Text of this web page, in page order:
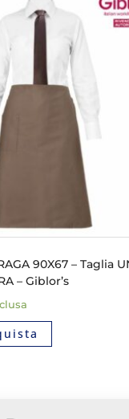
90X67 – Taglia
– Giblor’s